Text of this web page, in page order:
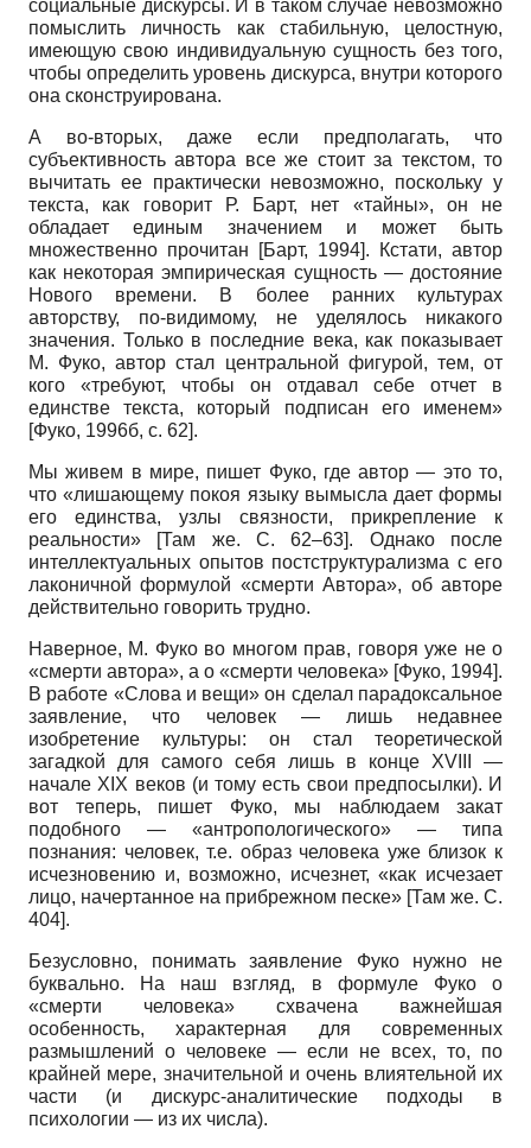
социальные дискурсы. И в таком случае невозможно
помыслить личность как стабильную, целостную,
имеющую свою индивидуальную сущность без того,
чтобы определить уровень дискурса, внутри которого
она сконструирована.
А во-вторых, даже если предполагать, что
субъективность автора все же стоит за текстом, то
вычитать ее практически невозможно, поскольку у
текста, как говорит Р. Барт, нет «тайны», он не
обладает единым значением и может быть
множественно прочитан [Барт, 1994]. Кстати, автор
как некоторая эмпирическая сущность — достояние
Нового времени. В более ранних культурах
авторству, по-видимому, не уделялось никакого
значения. Только в последние века, как показывает
М. Фуко, автор стал центральной фигурой, тем, от
кого «требуют, чтобы он отдавал себе отчет в
единстве текста, который подписан его именем»
[Фуко, 1996б, с. 62].
Мы живем в мире, пишет Фуко, где автор — это то,
что «лишающему покоя языку вымысла дает формы
его единства, узлы связности, прикрепление к
реальности» [Там же. С. 62–63]. Однако после
интеллектуальных опытов постструктурализма с его
лаконичной формулой «смерти Автора», об авторе
действительно говорить трудно.
Наверное, М. Фуко во многом прав, говоря уже не о
«смерти автора», а о «смерти человека» [Фуко, 1994].
В работе «Слова и вещи» он сделал парадоксальное
заявление, что человек — лишь недавнее
изобретение культуры: он стал теоретической
загадкой для самого себя лишь в конце XVIII —
начале XIX веков (и тому есть свои предпосылки). И
вот теперь, пишет Фуко, мы наблюдаем закат
подобного — «антропологического» — типа
познания: человек, т.е. образ человека уже близок к
исчезновению и, возможно, исчезнет, «как исчезает
лицо, начертанное на прибрежном песке» [Там же. С.
404].
Безусловно, понимать заявление Фуко нужно не
буквально. На наш взгляд, в формуле Фуко о
«смерти человека» схвачена важнейшая
особенность, характерная для современных
размышлений о человеке — если не всех, то, по
крайней мере, значительной и очень влиятельной их
части (и дискурс-аналитические подходы в
психологии — из их числа).